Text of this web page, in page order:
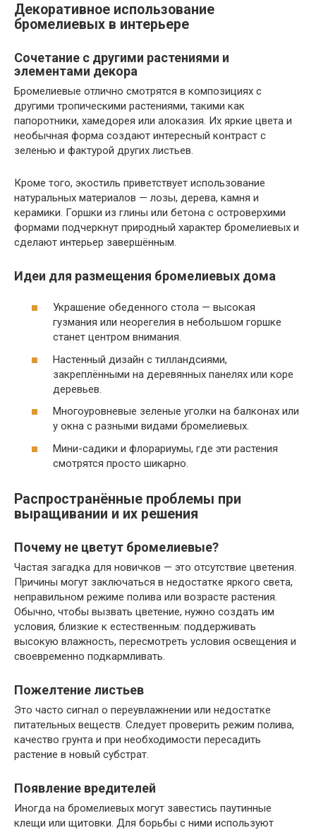
Декоративное использование
бромелиевых в интерьере
Сочетание с другими растениями и
элементами декора
Бромелиевые отлично смотрятся в композициях с
другими тропическими растениями, такими как
папоротники, хамедорея или алоказия. Их яркие цвета и
необычная форма создают интересный контраст с
зеленью и фактурой других листьев.
Кроме того, экостиль приветствует использование
натуральных материалов — лозы, дерева, камня и
керамики. Горшки из глины или бетона с островерхими
формами подчеркнут природный характер бромелиевых и
сделают интерьер завершённым.
Идеи для размещения бромелиевых дома
Украшение обеденного стола — высокая
гузмания или неорегелия в небольшом горшке
станет центром внимания.
Настенный дизайн с тилландсиями,
закреплёнными на деревянных панелях или коре
деревьев.
Многоуровневые зеленые уголки на балконах или
у окна с разными видами бромелиевых.
Мини-садики и флорариумы, где эти растения
смотрятся просто шикарно.
Распространённые проблемы при
выращивании и их решения
Почему не цветут бромелиевые?
Частая загадка для новичков — это отсутствие цветения.
Причины могут заключаться в недостатке яркого света,
неправильном режиме полива или возрасте растения.
Обычно, чтобы вызвать цветение, нужно создать им
условия, близкие к естественным: поддерживать
высокую влажность, пересмотреть условия освещения и
своевременно подкармливать.
Пожелтение листьев
Это часто сигнал о переувлажнении или недостатке
питательных веществ. Следует проверить режим полива,
качество грунта и при необходимости пересадить
растение в новый субстрат.
Появление вредителей
Иногда на бромелиевых могут завестись паутинные
клещи или щитовки. Для борьбы с ними используют